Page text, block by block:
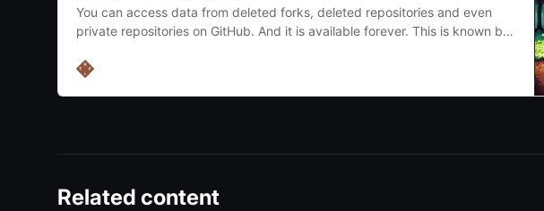
You can access data from deleted forks, deleted repositories and even
private repositories on GitHub. And it is available forever. This is known by
Related content